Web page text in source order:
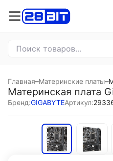
Главная–Материнские платы–
Материнская плата
Бренд:GIGABYTEАртикул: